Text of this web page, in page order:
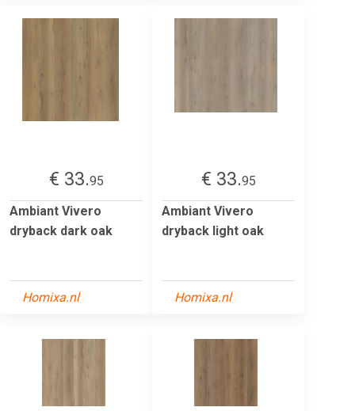
€ 33.95
Ambiant Vivero
dryback dark oak
Homixa.nl
€ 33.95
Ambiant Vivero
dryback light oak
Homixa.nl